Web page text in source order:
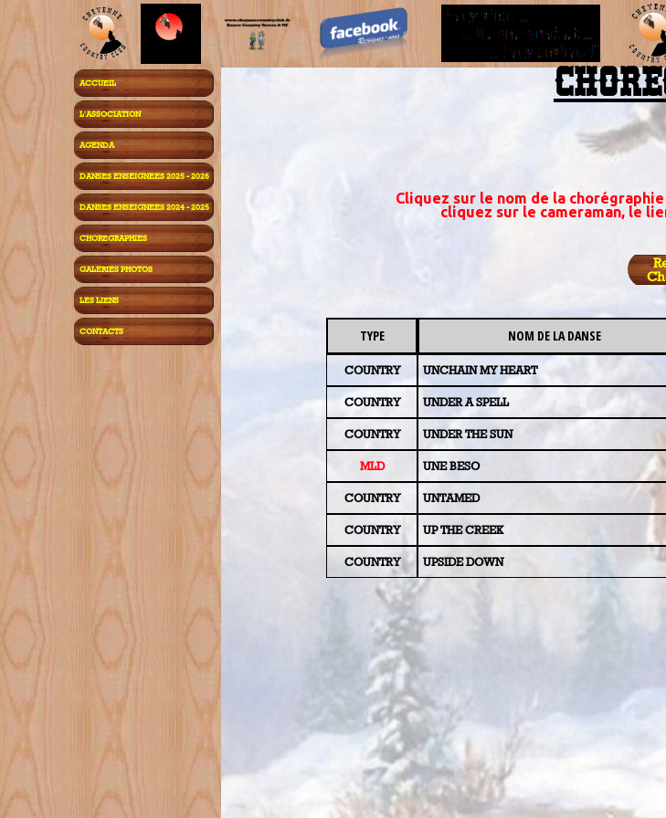
ACCUEIL
L'ASSOCIATION
AGENDA
DANSES ENSEIGNEES 2025 - 2026
DANSES ENSEIGNEES 2024 - 2025
CHOREGRAPHIES
GALERIES PHOTOS
LES LIENS
CONTACTS
Cliquez sur le nom de la
cliquez sur le cameraman, le
TYPE NOM DE LA DANSE
COUNTRY UNCHAIN MY HEART
COUNTRY UNDER A SPELL
COUNTRY UNDER THE SUN
MLD UNE BESO
COUNTRY UNTAMED
COUNTRY UP THE CREEK
COUNTRY UPSIDE DOWN